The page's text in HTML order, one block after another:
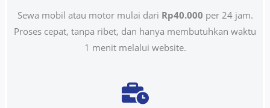
Sewa mobil atau motor mulai dari Rp40.000 per 24 jam.
Proses cepat, tanpa ribet, dan hanya membutuhkan waktu
1 menit melalui website.